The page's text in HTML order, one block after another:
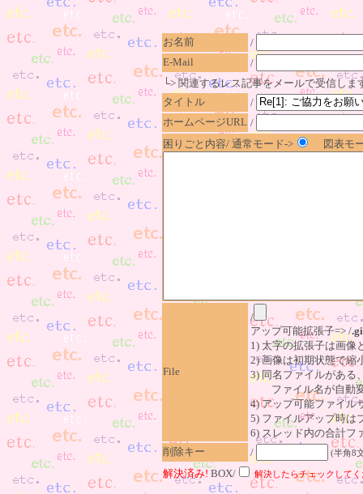
お名前
/
E-Mail
/
└> 関連するレス記事をメールで受信しま
タイトル
/
ホームページURL /
困りごと内容/ 通常モード->
図表モ
File
/
アップ可能拡張子=> /
1) 太字の拡張子は画像
2) 画像は初期状態で縮
3) 同名ファイルがある
ファイル名が自動
4) アップ可能ファイル
5) ファイルアップ時は
6) スレッド内の合計
削除キー
/ (半角8
解決済み! BOX/ 解決したらチェックして